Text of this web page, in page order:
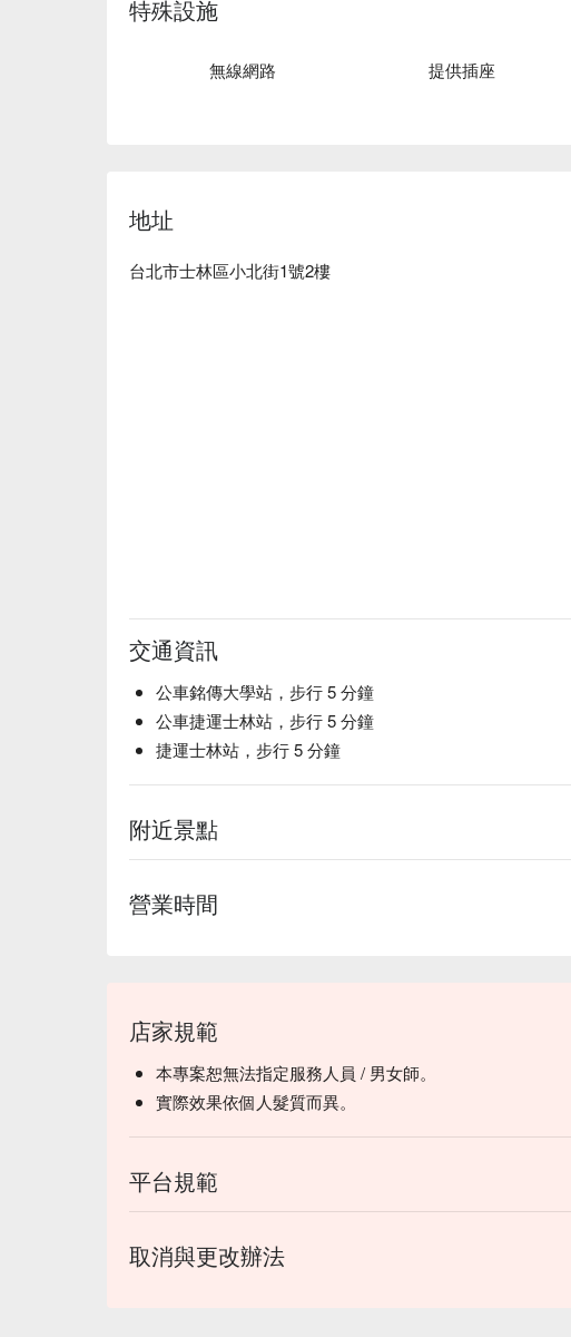
特殊設施
無線網路 提供插座
地址
台北市士林區小北街1號2樓
交通資訊
公車銘傳大學站，步行 5 分鐘
公車捷運士林站，步行 5 分鐘
捷運士林站，步行 5 分鐘
附近景點
營業時間
店家規範
本專案恕無法指定服務人員 / 男女師。
實際效果依個人髮質而異。
平台規範
取消與更改辦法